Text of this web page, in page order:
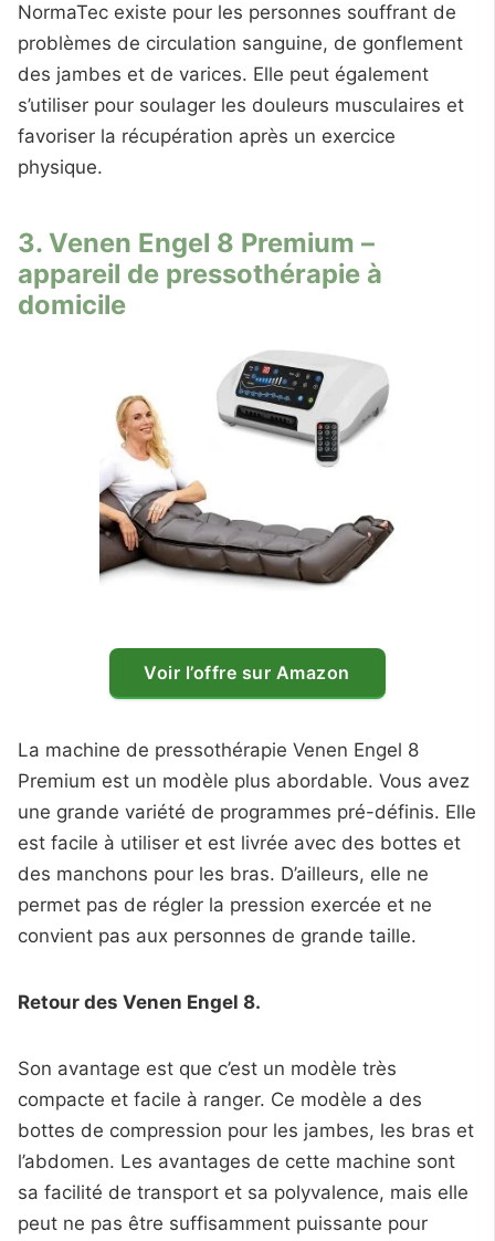
NormaTec existe pour les personnes souffrant de
problèmes de circulation sanguine, de gonflement
des jambes et de varices. Elle peut également
s’utiliser pour soulager les douleurs musculaires et
favoriser la récupération après un exercice
physique.
3. Venen Engel 8 Premium –
appareil de pressothérapie à
domicile
Voir l’offre sur Amazon
La machine de pressothérapie Venen Engel 8
Premium est un modèle plus abordable. Vous avez
une grande variété de programmes pré-définis. Elle
est facile à utiliser et est livrée avec des bottes et
des manchons pour les bras. D’ailleurs, elle ne
permet pas de régler la pression exercée et ne
convient pas aux personnes de grande taille.
Retour des Venen Engel 8.
Son avantage est que c’est un modèle très
compacte et facile à ranger. Ce modèle a des
bottes de compression pour les jambes, les bras et
l’abdomen. Les avantages de cette machine sont
sa facilité de transport et sa polyvalence, mais elle
peut ne pas être suffisamment puissante pour